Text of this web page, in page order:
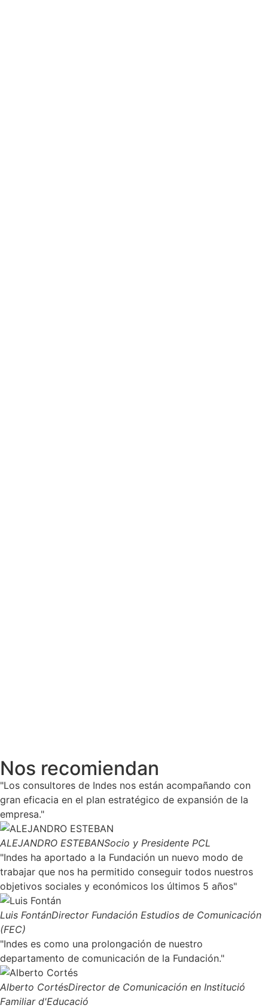
Nos recomiendan
"Los consultores de Indes nos están acompañando con
gran eficacia en el plan estratégico de expansión de la
empresa."
ALEJANDRO ESTEBAN​Socio y Presidente PCL​
"Indes ha aportado a la Fundación un nuevo modo de
trabajar que nos ha permitido conseguir todos nuestros
objetivos sociales y económicos los últimos 5 años"
Luis FontánDirector Fundación Estudios de Comunicación
(FEC)
"Indes es como una prolongación de nuestro
departamento de comunicación de la Fundación."
Alberto CortésDirector de Comunicación en Institució
Familiar d'Educació